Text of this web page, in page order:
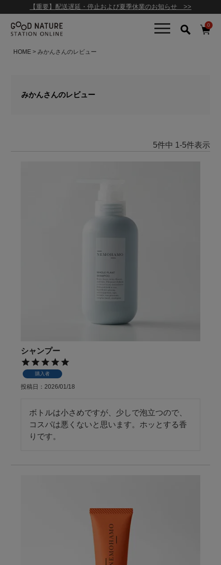
【重要】配送遅延・停止および夏季休業のお知らせ >>
0
HOME みかんさんのレビュー
みかんさんのレビュー
5件中 1 -5件表示
シャンプー
購入者
投稿日 2026/01/18
ボトルは小さめですが、少しで泡立つので、
コスパは悪くないと思います。ホッとする香
りです。